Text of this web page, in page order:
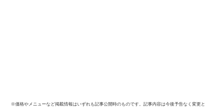
※価格やメニューなど掲載情報はいずれも記事公開時のものです。記事内容は今後予告なく変更と